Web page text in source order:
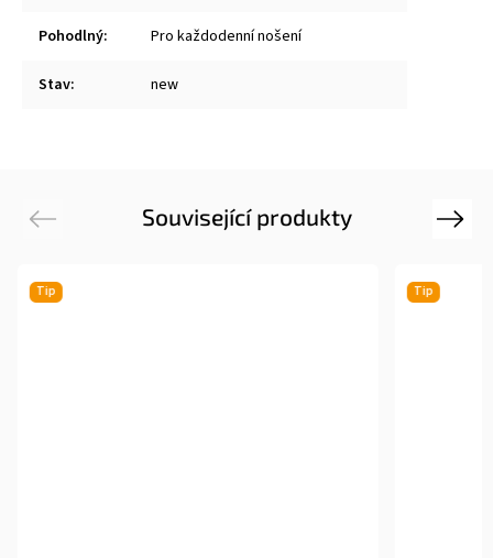
Pohodlný: Pro každodenní nošení
Stav: new
Související produkty
Previous
Tip Tip
Next